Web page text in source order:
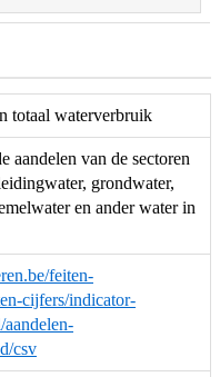
totaal waterverbruik
aandelen van de sectoren
grondwater,
en ander water in
feiten-
cijfers/indicator-
csv